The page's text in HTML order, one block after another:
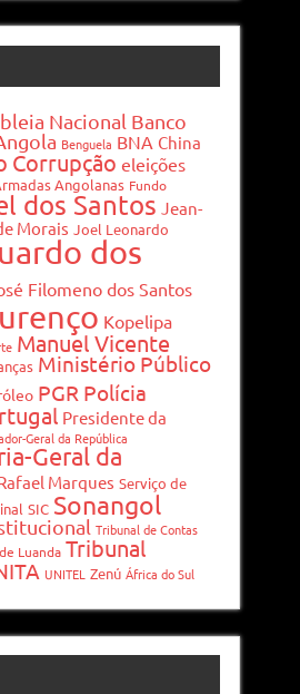
Nacional Banco
Benguela BNA China
Corrupção eleições
Angolanas Fundo
dos Santos Jean-
Morais Joel Leonardo
dos
Filomeno dos Santos
Kopelipa
Manuel Vicente
Ministério Público
PGR Polícia
Presidente da
Geral da República
Geral da
Marques Serviço de
SIC Sonangol
Tribunal de Contas
Luanda Tribunal
UNITEL Zenú África do Sul